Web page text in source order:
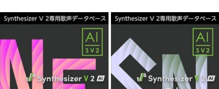
RUPERT NEVE DESIGNS
SANWA SUPPLY SENNHEISER serato
SLATE AUDIO
SlateDigital Softube
Sonarworks
Sonic Studio
Sonnox SoundToys
SPECTRASONICS
SSL(Solid State Logic)
Steinberg
Steven Slate Audio